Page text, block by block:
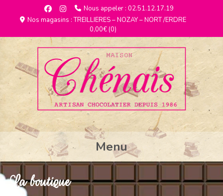
Nous appeler : 02.51.12.17.19
Nos magasins : TREILLIERES – NOZAY – NORT /ERDRE
0,00€(0)
Menu
La boutique